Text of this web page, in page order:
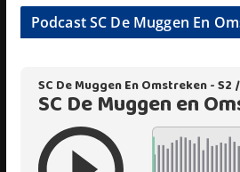
Podcast SC De Muggen En